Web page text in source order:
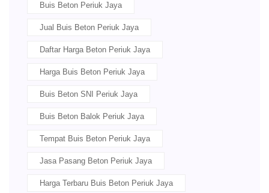
Buis Beton Periuk Jaya
Jual Buis Beton Periuk Jaya
Daftar Harga Beton Periuk Jaya
Harga Buis Beton Periuk Jaya
Buis Beton SNI Periuk Jaya
Buis Beton Balok Periuk Jaya
Tempat Buis Beton Periuk Jaya
Jasa Pasang Beton Periuk Jaya
Harga Terbaru Buis Beton Periuk Jaya